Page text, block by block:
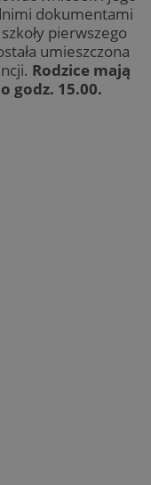
dokumentami
pierwszego
umieszczona
Rodzice mają
godz. 15.00.